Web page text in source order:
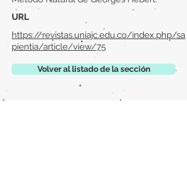
URL
https://revistas.uniajc.edu.co/index.php/sa
pientia/article/view/75
Volver al listado de la sección